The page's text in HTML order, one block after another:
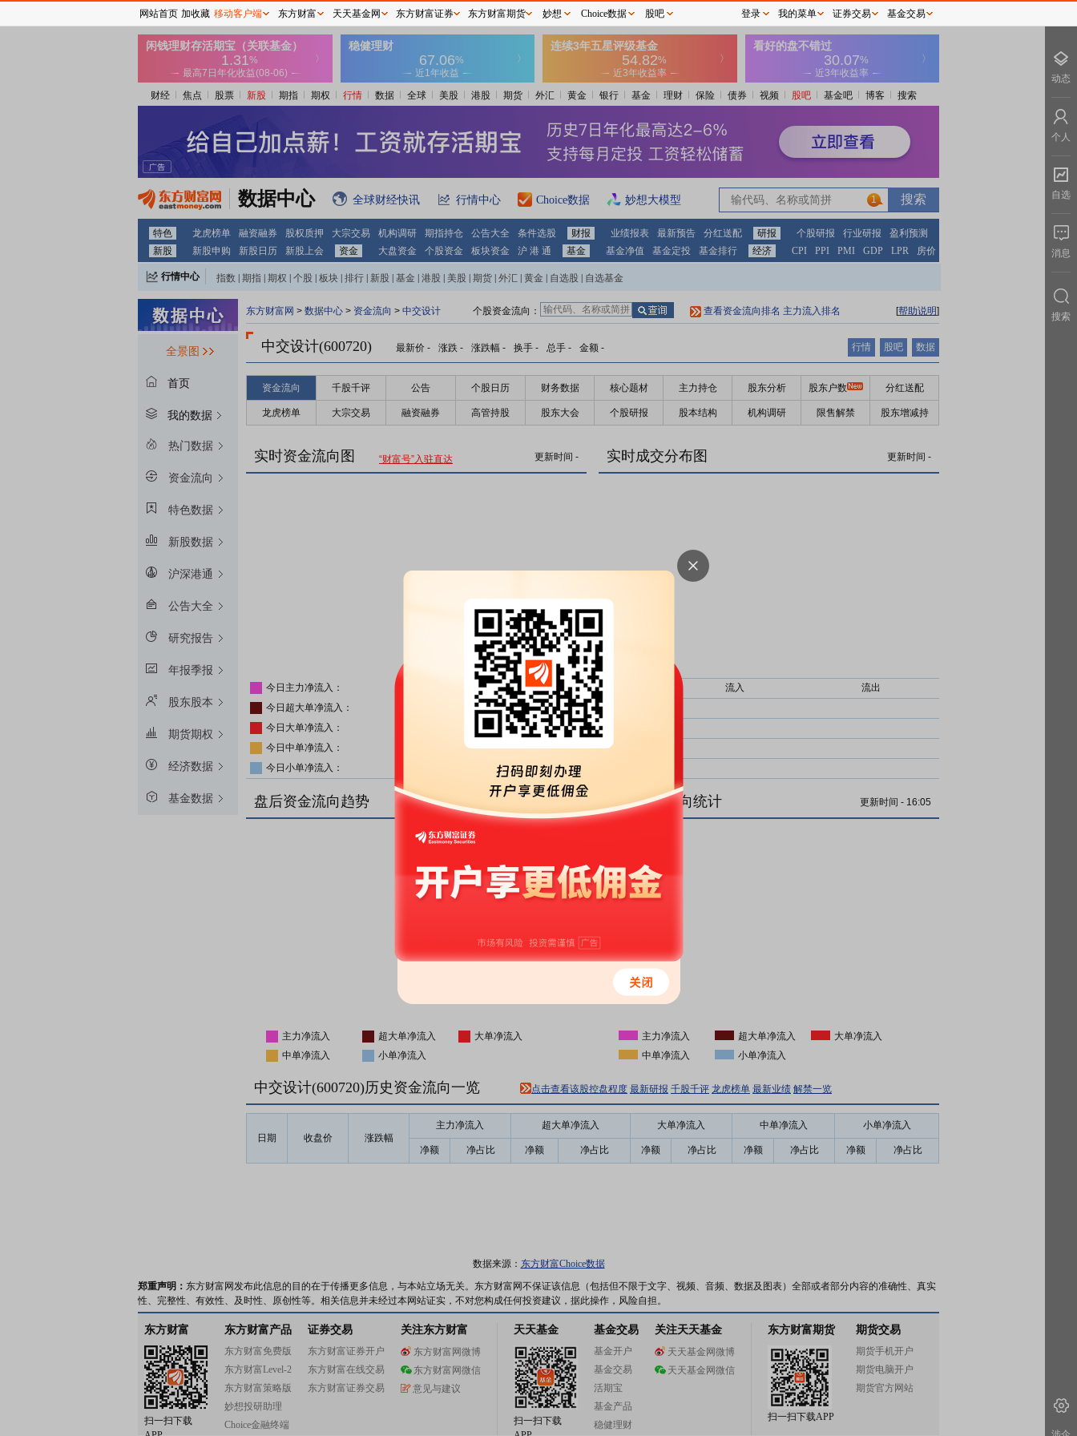
财经 焦点 股票 新股 期指 期权 行情 数据 全球 美股 港股 期货 外汇 黄金 银行 基金 理财 保险 债券 视频 股吧 基金吧 博客 搜索
数据中心 全球财经快讯 行情中心 Choice数据 妙想大模型 1
特色 龙虎榜单 融资融券 股权质押 大宗交易 机构调研 期指持仓 公告大全 条件选股 财报 业绩报表 最新预告 分红送配 研报 个股研报 行业研报
盈利预测
新股
新股申购 新股日历 新股上会 资金 大盘资金 个股资金 板块资金 沪 港 通 基金 基金净值 基金定投 基金排行 经济 CPI PPI PMI GDP LPR 房价
行情中心 指数 期指 期权 个股 板块 排行 新股 基金 港股 美股 期货 外汇 黄金 自选股 自选基金
全景图
首页
我的数据
热门数据
资金流向
特色数据
新股数据
沪深港通
公告大全
研究报告
年报季报
股东股本
期货期权
经济数据
基金数据
东方财富网 > 数据中心 > 资金流向 > 中交设计 个股资金流向： 查看资金流向排名 主力流入排名 [帮助说明]
中交设计(600720) 最新价 - 涨跌 - 涨跌幅 - 换手 - 总手 - 金额 - 行情 股吧 数据
资金流向 千股千评 公告 个股日历 财务数据 核心题材 主力持仓 股东分析 股东户数 分红送配
龙虎榜单 大宗交易 融资融券 高管持股 股东大会 个股研报 股本结构 机构调研 限售解禁 股东增减持
实时资金流向图 “财富号”入驻直达 更新时间 -
今日主力净流入：
主力净比：
今日超大单净流入：
超大单净比：
今日大单净流入：
大单净比：
今日中单净流入：
中单净比：
今日小单净流入：
实时成交分布图 更新时间 -
流入
流出
盘后资金流向趋势
主力净流入 超大单净流入
大单净流入
中单净流入
小单净流入
盘后资金流向统计 更新时间 - 16:05
主力净流入 超大单净流入
大单净流入
中单净流入
小单净流入
中交设计(600720)历史资金流向一览 点击查看该股控盘程度 最新研报 千股千评 龙虎榜单 最新业绩 解禁一览
日期 收盘价 涨跌幅
主力净流入 超大单净流入 大单净流入 中单净流入 小单净流入
净额 净占比 净额 净占比 净额 净占比 净额 净占比 净额 净占比
数据来源： 东方财富Choice数据
郑重声明： 东方财富网发布此信息的目的在于传播更多信息，与本站立场无关。东方财富网不保证该信息（包括但不限于文字、视频、音频、数据及图表）全部或者部分内容的准确性、真实
性、完整性、有效性、及时性、原创性等。相关信息并未经过本网站证实，不对您构成任何投资建议，据此操作，风险自担。
东方财富
扫一扫下载
东方财富产品
东方财富免费版
东方财富Level-2
东方财富策略版
妙想投研助理
Choice金融终端
证券交易
东方财富证券开户
东方财富在线交易
东方财富证券交易
关注东方财富
东方财富网微博
东方财富网微信
意见与建议
天天基金
扫一扫下载
基金交易
基金开户
基金交易
活期宝
基金产品
稳健理财
关注天天基金
天天基金网微博
天天基金网微信
东方财富期货
扫一扫下载APP
期货交易
期货手机开户
期货电脑开户
期货官方网站
网站首页 加收藏 移动客户端 东方财富 天天基金网 东方财富证券 东方财富期货 妙想 Choice数据 股吧 登录 我的菜单 证券交易 基金交易
动态
个人
自选
消息
搜索